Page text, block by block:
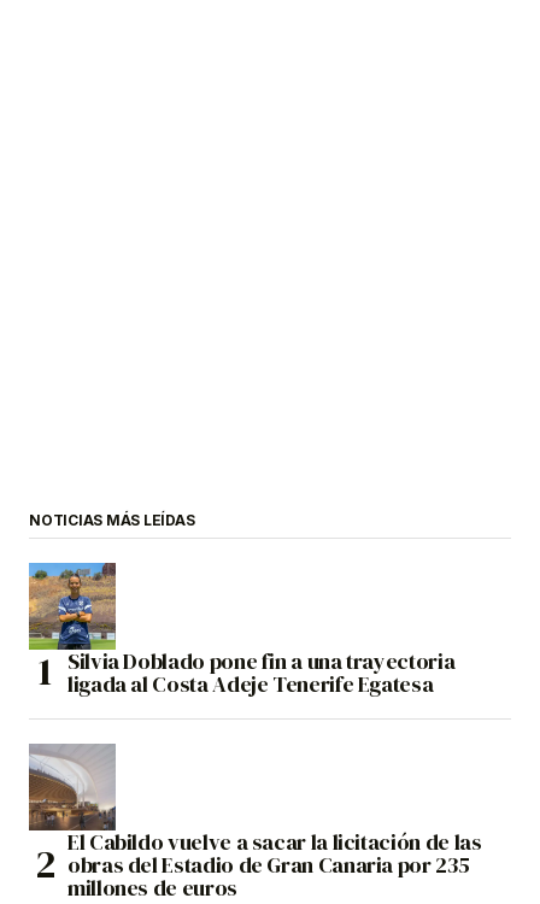
NOTICIAS MÁS LEÍDAS
Silvia Doblado pone fin a una trayectoria
ligada al Costa Adeje Tenerife Egatesa
El Cabildo vuelve a sacar la licitación de las
obras del Estadio de Gran Canaria por 235
millones de euros